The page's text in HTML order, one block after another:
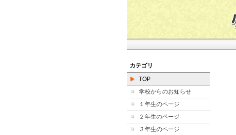
カテゴリ
TOP
学校からのお知らせ
１年生のページ
２年生のページ
３年生のページ